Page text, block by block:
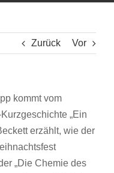
Zurück Vor
kommt vom
„Ein
erzählt, wie der
„Die Chemie des